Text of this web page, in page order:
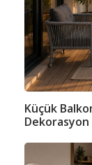
Küçük
Dekorasyon